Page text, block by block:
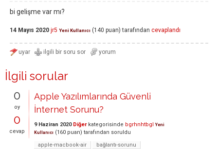
bi gelişme var mı?
14 Mayıs 2020 jr5 Yeni Kullanıcı (140 puan) tarafından cevaplandı
İlgili sorular
0
oy
0
cevap
Apple Yazılımlarında Güvenli
İnternet Sorunu?
9 Haziran 2020 Diğerkategorisinde bgrhnhtbgl Yeni
Kullanıcı (160 puan) tarafından soruldu
apple-macbook-air
bağlantı-sorunu